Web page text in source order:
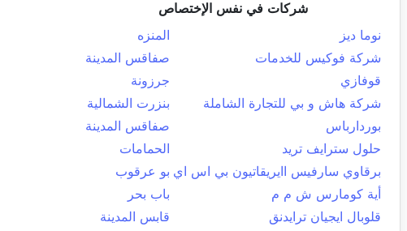
شركات في نفس الإختصاص
نوما ديز
المنزه
شركة فوكيس للخدمات
صفاقس المدينة
قوفازي
جرزونة
شركة هاش و بي للتجارة الشاملة
بنزرت الشمالية
بوردارباس
صفاقس المدينة
حلول سترايف تريد
الحمامات
برقاوي سارفيس اايريقاتيون بي اس اي بو عرقوب
أية كومارس ش م م
باب بحر
قلوبال ايجيان ترايدنق
قابس المدينة